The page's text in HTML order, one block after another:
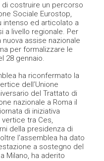
di costruire un percorso
Sociale Eurostop,
intenso ed articolato a
a livello regionale. Per
assise nazionale
per formalizzare le
28 gennaio.
ha riconfermato la
dell’Unione
del Trattato di
nazionale a Roma il
di iniziativa
tra Ces,
della presidenza di
l'assemblea ha dato
a sostegno del
Milano, ha aderito